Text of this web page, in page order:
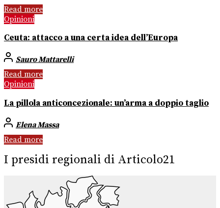
Read more
Opinioni
Ceuta: attacco a una certa idea dell’Europa
Sauro Mattarelli
Read more
Opinioni
La pillola anticoncezionale: un’arma a doppio taglio
Elena Massa
Read more
I presidi regionali di Articolo21